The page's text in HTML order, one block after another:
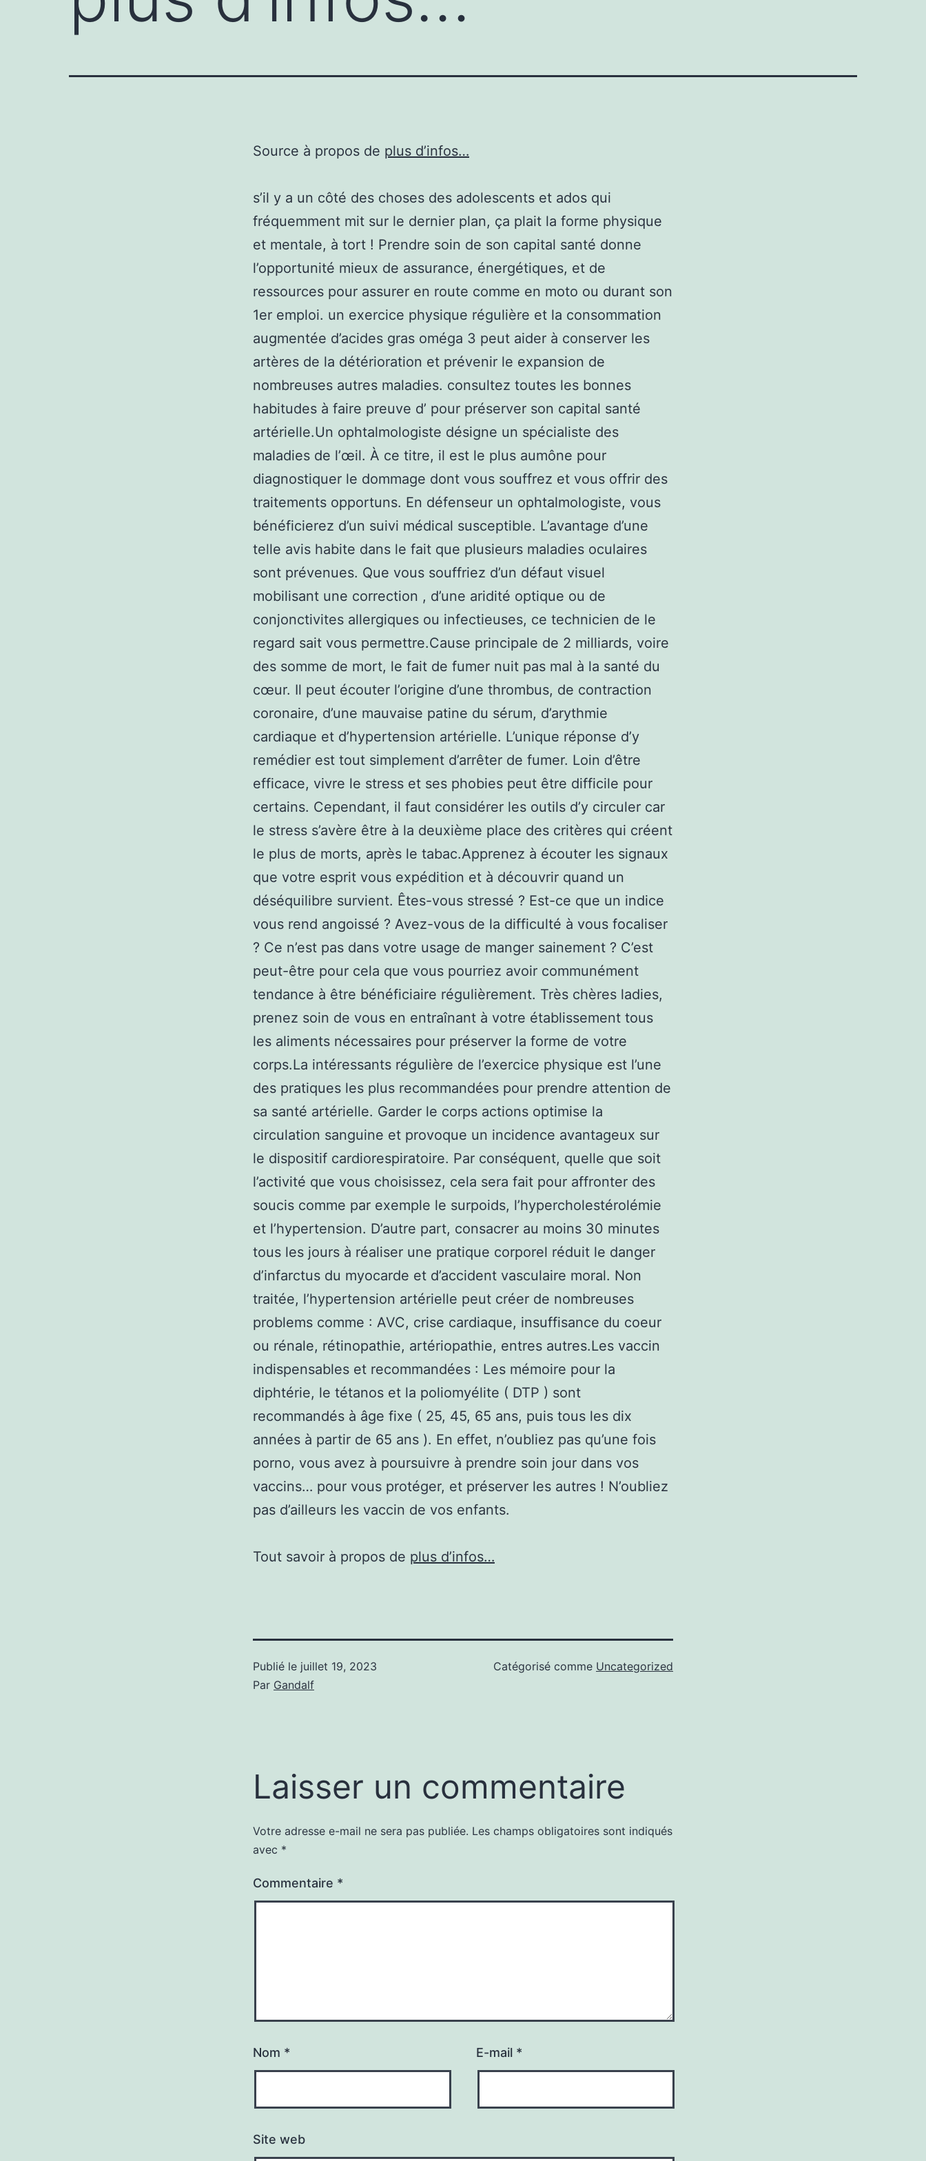
Source à propos de plus d’infos…
s’il y a un côté des choses des adolescents et ados qui
fréquemment mit sur le dernier plan, ça plait la forme physique
et mentale, à tort ! Prendre soin de son capital santé donne
l’opportunité mieux de assurance, énergétiques, et de
ressources pour assurer en route comme en moto ou durant son
1er emploi. un exercice physique régulière et la consommation
augmentée d’acides gras oméga 3 peut aider à conserver les
artères de la détérioration et prévenir le expansion de
nombreuses autres maladies. consultez toutes les bonnes
habitudes à faire preuve d’ pour préserver son capital santé
artérielle.Un ophtalmologiste désigne un spécialiste des
maladies de l’œil. À ce titre, il est le plus aumône pour
diagnostiquer le dommage dont vous souffrez et vous offrir des
traitements opportuns. En défenseur un ophtalmologiste, vous
bénéficierez d’un suivi médical susceptible. L’avantage d’une
telle avis habite dans le fait que plusieurs maladies oculaires
sont prévenues. Que vous souffriez d’un défaut visuel
mobilisant une correction , d’une aridité optique ou de
conjonctivites allergiques ou infectieuses, ce technicien de le
regard sait vous permettre.Cause principale de 2 milliards, voire
des somme de mort, le fait de fumer nuit pas mal à la santé du
cœur. Il peut écouter l’origine d’une thrombus, de contraction
coronaire, d’une mauvaise patine du sérum, d’arythmie
cardiaque et d’hypertension artérielle. L’unique réponse d’y
remédier est tout simplement d’arrêter de fumer. Loin d’être
efficace, vivre le stress et ses phobies peut être difficile pour
certains. Cependant, il faut considérer les outils d’y circuler car
le stress s’avère être à la deuxième place des critères qui créent
le plus de morts, après le tabac.Apprenez à écouter les signaux
que votre esprit vous expédition et à découvrir quand un
déséquilibre survient. Êtes-vous stressé ? Est-ce que un indice
vous rend angoissé ? Avez-vous de la difficulté à vous focaliser
? Ce n’est pas dans votre usage de manger sainement ? C’est
peut-être pour cela que vous pourriez avoir communément
tendance à être bénéficiaire régulièrement. Très chères ladies,
prenez soin de vous en entraînant à votre établissement tous
les aliments nécessaires pour préserver la forme de votre
corps.La intéressants régulière de l’exercice physique est l’une
des pratiques les plus recommandées pour prendre attention de
sa santé artérielle. Garder le corps actions optimise la
circulation sanguine et provoque un incidence avantageux sur
le dispositif cardiorespiratoire. Par conséquent, quelle que soit
l’activité que vous choisissez, cela sera fait pour affronter des
soucis comme par exemple le surpoids, l’hypercholestérolémie
et l’hypertension. D’autre part, consacrer au moins 30 minutes
tous les jours à réaliser une pratique corporel réduit le danger
d’infarctus du myocarde et d’accident vasculaire moral. Non
traitée, l’hypertension artérielle peut créer de nombreuses
problems comme : AVC, crise cardiaque, insuffisance du coeur
ou rénale, rétinopathie, artériopathie, entres autres.Les vaccin
indispensables et recommandées : Les mémoire pour la
diphtérie, le tétanos et la poliomyélite ( DTP ) sont
recommandés à âge fixe ( 25, 45, 65 ans, puis tous les dix
années à partir de 65 ans ). En effet, n’oubliez pas qu’une fois
porno, vous avez à poursuivre à prendre soin jour dans vos
vaccins… pour vous protéger, et préserver les autres ! N’oubliez
pas d’ailleurs les vaccin de vos enfants.
Tout savoir à propos de plus d’infos…
Publié le juillet 19, 2023
Par Gandalf
Catégorisé comme Uncategorized
Laisser un commentaire
Votre adresse e-mail ne sera pas publiée. Les champs obligatoires sont indiqués
avec *
Commentaire *
Nom * E-mail *
Site web